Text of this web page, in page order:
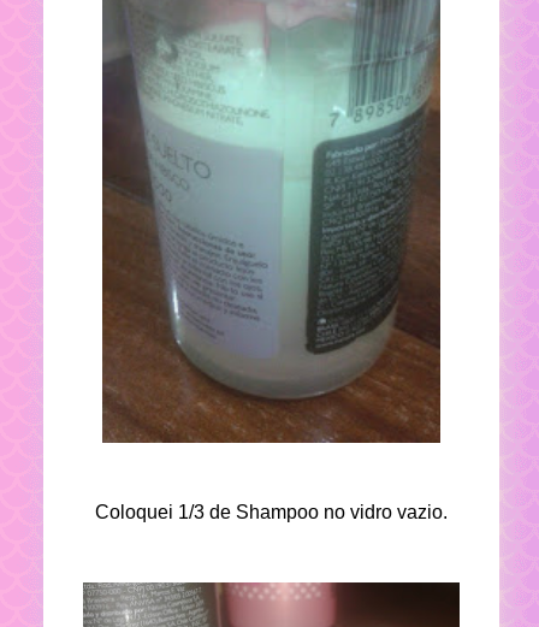
Coloquei 1/3 de Shampoo no vidro vazio.